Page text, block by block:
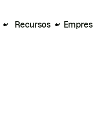
Recursos